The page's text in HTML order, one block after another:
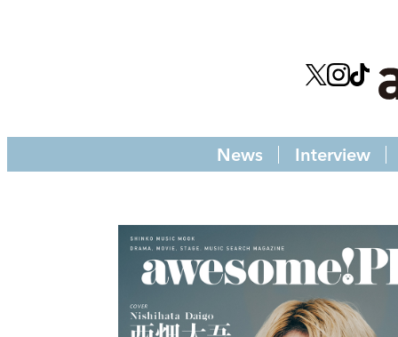
News Interview